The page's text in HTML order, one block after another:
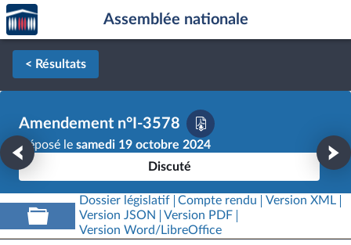
Aller au contenu
Aller en bas de la page
Accèder
à la
page
d'accueil
Assemblée nationale
< Résultats
Amendement n°I-3578
Déposé le samedi 19 octobre 2024
Discuté
Dossier législatif Compte rendu
Version XML
Version JSON
Version PDF
Version Word/LibreOffice